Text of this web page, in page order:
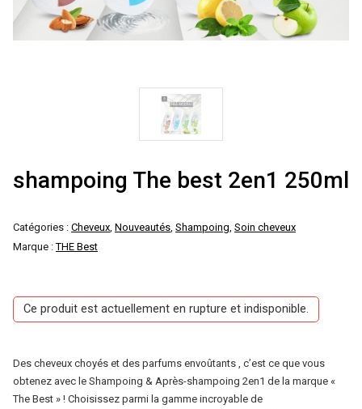
shampoing The best 2en1 250ml
Catégories : Cheveux, Nouveautés, Shampoing, Soin cheveux
Marque :THE Best
Ce produit est actuellement en rupture et indisponible.
Des cheveux choyés et des parfums envoûtants , c’est ce que vous
obtenez avec le Shampoing & Après-shampoing 2en1 de la marque «
The Best » ! Choisissez parmi la gamme incroyable de